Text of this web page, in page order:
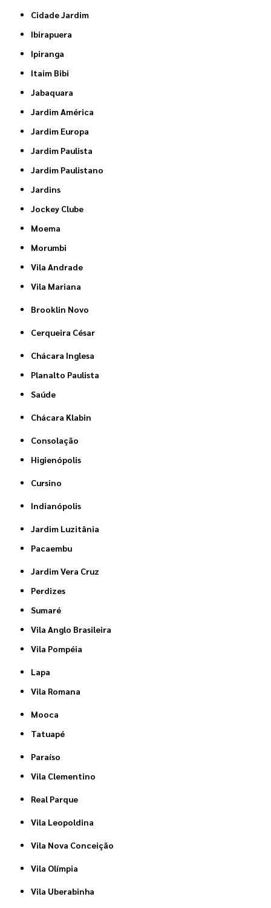
Cidade Jardim
Ibirapuera
Ipiranga
Itaim Bibi
Jabaquara
Jardim América
Jardim Europa
Jardim Paulista
Jardim Paulistano
Jardins
Jockey Clube
Moema
Morumbi
Vila Andrade
Vila Mariana
Brooklin Novo
Cerqueira César
Chácara Inglesa
Planalto Paulista
Saúde
Chácara Klabin
Consolação
Higienópolis
Cursino
Indianópolis
Jardim Luzitânia
Pacaembu
Jardim Vera Cruz
Perdizes
Sumaré
Vila Anglo Brasileira
Vila Pompéia
Lapa
Vila Romana
Mooca
Tatuapé
Paraíso
Vila Clementino
Real Parque
Vila Leopoldina
Vila Nova Conceição
Vila Olímpia
Vila Uberabinha